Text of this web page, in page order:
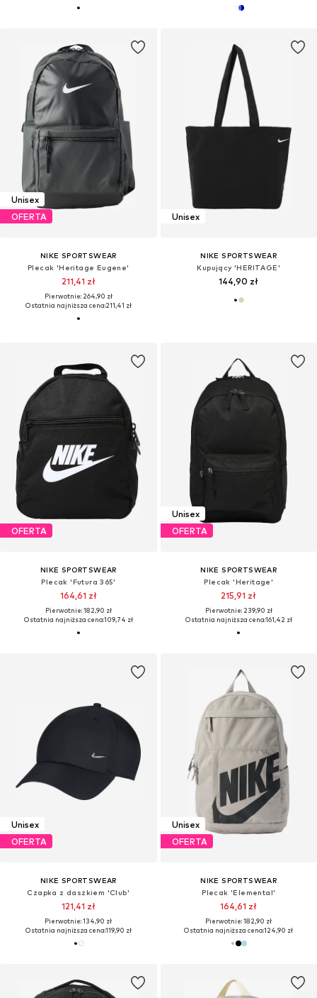
Unisex
OFERTA
NIKE SPORTSWEAR
Plecak 'Heritage Eugene'
211,41 zł
Pierwotnie: 264,90 zł
Ostatnia najniższa cena:211,41 zł
Unisex
NIKE SPORTSWEAR
Kupujący 'HERITAGE'
144,90 zł
OFERTA
NIKE SPORTSWEAR
Plecak 'Futura 365'
164,61 zł
Pierwotnie: 182,90 zł
Ostatnia najniższa cena:109,74 zł
Unisex
OFERTA
NIKE SPORTSWEAR
Plecak 'Heritage'
215,91 zł
Pierwotnie: 239,90 zł
Ostatnia najniższa cena:161,42 zł
Unisex
OFERTA
NIKE SPORTSWEAR
Czapka z daszkiem 'Club'
121,41 zł
Pierwotnie: 134,90 zł
Ostatnia najniższa cena:119,90 zł
Unisex
OFERTA
NIKE SPORTSWEAR
Plecak 'Elemental'
164,61 zł
Pierwotnie: 182,90 zł
Ostatnia najniższa cena:124,90 zł